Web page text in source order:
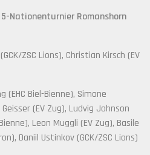
Nationenturnier Romanshorn
ZSC Lions), Christian Kirsch (EV
(EHC Biel-Bienne), Simone
(EV Zug), Ludvig Johnson
Leon Muggli (EV Zug), Basile
Daniil Ustinkov (GCK/ZSC Lions)